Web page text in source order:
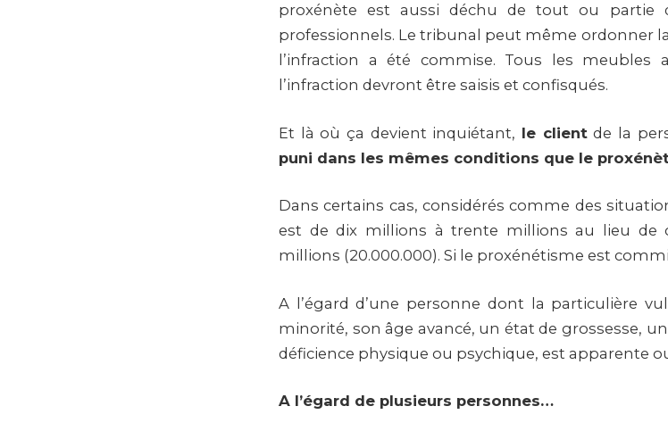
proxénète est aussi déchu de tout ou partie
professionnels. Le tribunal peut même ordonner
l’infraction a été commise. Tous les
l’infraction devront être saisis et confisqués.
Et là où ça devient inquiétant, le clientde la
puni dans les mêmes conditions que le
Dans certains cas, considérés comme des
est de dix millions à trente millions au lieu de
millions (20.000.000). Si le proxénétisme est
A l’égard d’une personne dont la particulière
minorité, son âge avancé, un état de grossesse,
déficience physique ou psychique, est apparente
A l’égard de plusieurs personnes…